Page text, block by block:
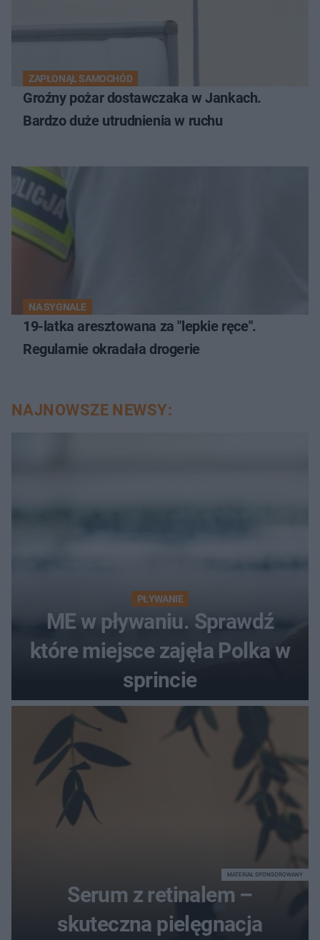
ZAPŁONĄŁ SAMOCHÓD
Groźny pożar dostawczaka w Jankach.
Bardzo duże utrudnienia w ruchu
NA SYGNALE
19-latka aresztowana za "lepkie ręce".
Regularnie okradała drogerie
NAJNOWSZE NEWSY:
PŁYWANIE
ME w pływaniu. Sprawdź
które miejsce zajęła Polka w
sprincie
Serum z retinalem –
skuteczna pielęgnacja
MATERIAŁ SPONSOROWANY